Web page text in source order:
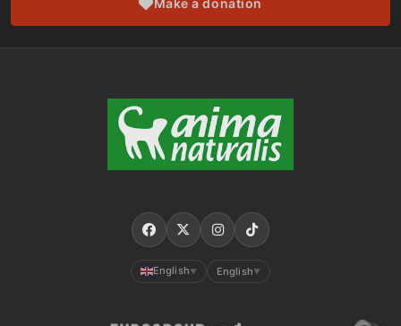
English ▼ English ▼